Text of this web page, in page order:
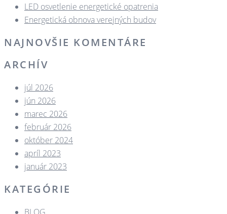
LED osvetlenie energetické opatrenia
Energetická obnova verejných budov
NAJNOVŠIE KOMENTÁRE
ARCHÍV
júl 2026
jún 2026
marec 2026
február 2026
október 2024
apríl 2023
január 2023
KATEGÓRIE